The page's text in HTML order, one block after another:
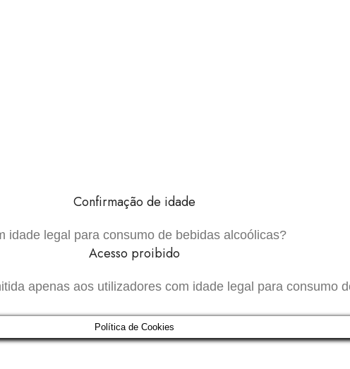
Confirmação de idade
idade legal para consumo de bebidas alcoólicas?
Acesso proibido
apenas aos utilizadores com idade legal para consumo
Política de Cookies